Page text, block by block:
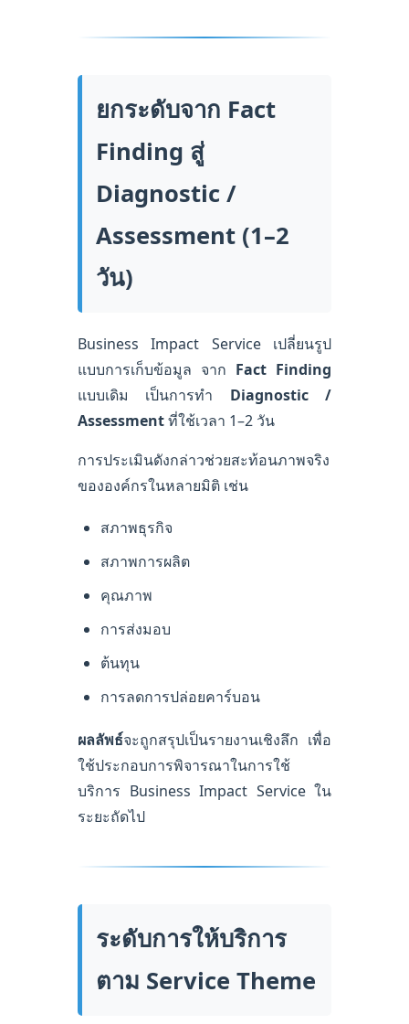
ยกระดับจาก Fact
Finding สู่
Diagnostic /
Assessment (1–2
วัน)
Business Impact Service เปลี่ยนรูป
แบบการเก็บข้อมูล จาก Fact Finding
แบบเดิม เป็นการทำ Diagnostic /
Assessmentที่ใช้เวลา 1–2 วัน
การประเมินดังกล่าวช่วยสะท้อนภาพจริง
ขององค์กรในหลายมิติ เช่น
สภาพธุรกิจ
สภาพการผลิต
คุณภาพ
การส่งมอบ
ต้นทุน
การลดการปล่อยคาร์บอน
ผลลัพธ์จะถูกสรุปเป็นรายงานเชิงลึก เพื่อ
ใช้ประกอบการพิจารณาในการใช้
บริการ Business Impact Service ใน
ระยะถัดไป
ระดับการให้บริการ
ตาม Service Theme